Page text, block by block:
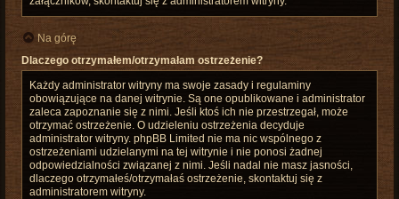
Na górę
Dlaczego otrzymałem/otrzymałam ostrzeżenie?
Każdy administrator witryny ma swoje zasady i regulaminy
obowiązujące na danej witrynie. Są one opublikowane i administrator
zaleca zapoznanie się z nimi. Jeśli ktoś ich nie przestrzegał, może
otrzymać ostrzeżenie. O udzieleniu ostrzeżenia decyduje
administrator witryny. phpBB Limited nie ma nic wspólnego z
ostrzeżeniami udzielanymi na tej witrynie i nie ponosi żadnej
odpowiedzialności związanej z nimi. Jeśli nadal nie masz jasności,
dlaczego otrzymałeś/otrzymałaś ostrzeżenie, skontaktuj się z
administratorem witryny.